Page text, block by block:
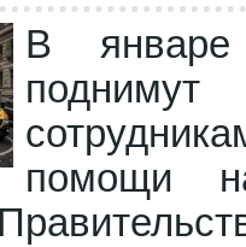
В
помощи